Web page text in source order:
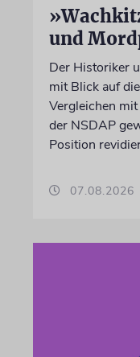
und
Der Historiker
mit Blick auf
Vergleichen
der NSDAP
Position
07.08.2026